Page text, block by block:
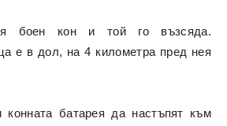
боен кон и той го възсяда.
е в дол, на 4 километра пред нея
батарея да настъпят към